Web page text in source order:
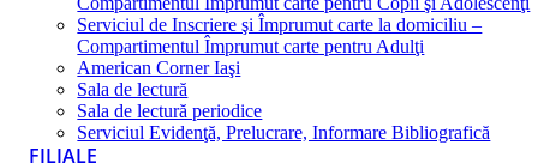
Serviciul de Inscriere şi Împrumut carte la domiciliu –
Compartimentul Împrumut carte pentru Adulţi
American Corner Iaşi
Sala de lectură
Sala de lectură periodice
Serviciul Evidenţă, Prelucrare, Informare Bibliografică
FILIALE